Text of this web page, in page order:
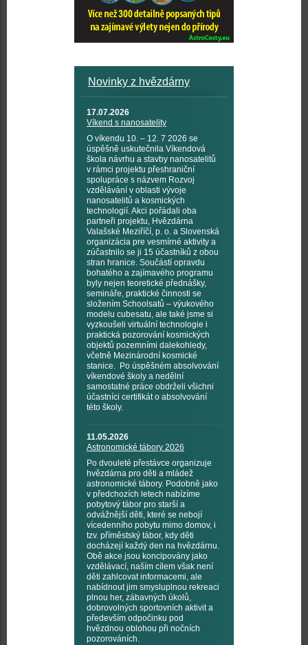
Novinky z hvězdárny
17.07.2026
Víkend s nanosatelity
O víkendu 10. – 12. 7 2026 se
úspěšně uskutečnila Víkendová
škola návrhu a stavby nanosatelitů
v rámci projektu přeshraniční
spolupráce s názvem Rozvoj
vzdělávání v oblasti vývoje
nanosatelitů a kosmických
technologií. Akci pořádali oba
partneři projektu, Hvězdárna
Valašské Meziříčí, p. o. a Slovenská
organizácia pre vesmírné aktivity a
zúčastnilo se ji 15 účastníků z obou
stran hranice. Součástí opravdu
bohatého a zajímavého programu
byly nejen teoretické přednášky,
semináře, praktické činnosti se
složením Schoolsatů – výukového
modelu cubesatu, ale také jsme si
vyzkoušeli virtuální technologie i
praktická pozorování kosmických
objektů pozemními dalekohledy,
včetně Mezinárodní kosmické
stanice. Po úspěšném absolvování
víkendové školy a nedělní
samostatné práce obdrželi všichni
účastníci certifikát o absolvování
této školy.
11.05.2026
Astronomické tábory 2026
Po dvouleté přestávce organizuje
hvězdárna pro děti a mládež
astronomické tábory. Podobně jako
v předchozích letech nabízíme
pobytový tábor pro starší a
odvážnější děti, které se nebojí
vícedenního pobytu mimo domov, i
tzv. příměstský tábor, kdy děti
docházejí každý den na hvězdárnu.
Obě akce jsou koncipovány jako
vzdělávací, naším cílem však není
děti zahlcovat informacemi, ale
nabídnout jim smysluplnou rekreaci
plnou her, zábavných úkolů,
dobrovolných sportovních aktivit a
především odpočinku pod
hvězdnou oblohou při nočních
pozorováních.